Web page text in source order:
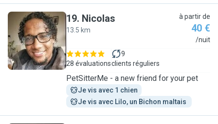
N
19. Nicolas
13.5 km
à partir de
40 €
/nuit
28 évaluations
9
clients réguliers
PetSitterMe - a new friend for your pet
Je vis avec 1 chien
Je vis avec Lilo, un Bichon maltais